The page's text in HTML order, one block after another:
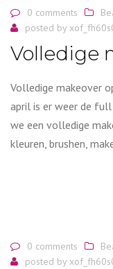
0 comments
posted by
Volledige
Volledige makeover
april is er weer de full
we een volledige
kleuren, brushen,
0 comments
posted by